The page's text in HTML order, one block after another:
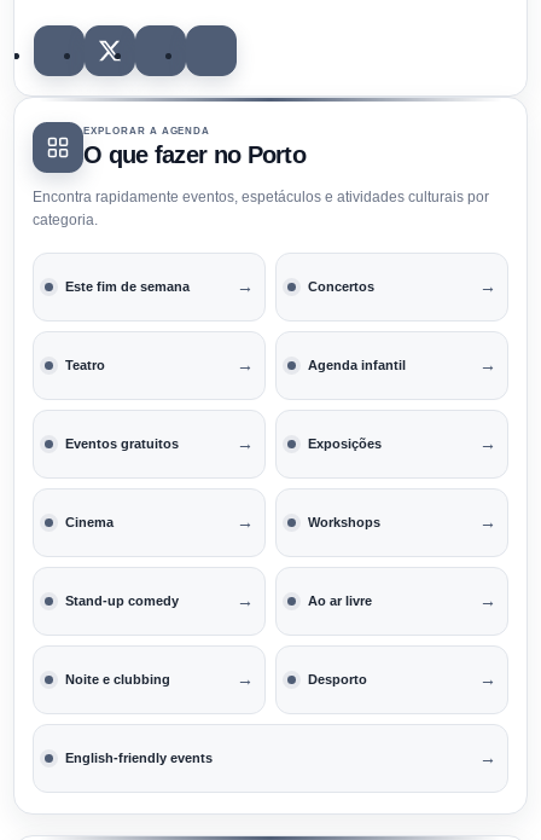
EXPLORAR A AGENDA
O que fazer no Porto
Encontra rapidamente eventos, espetáculos e atividades culturais por
categoria.
Este fim de semana → Concertos →
Teatro → Agenda infantil →
Eventos gratuitos → Exposições →
Cinema → Workshops →
Stand-up comedy → Ao ar livre →
Noite e clubbing → Desporto →
English-friendly events →